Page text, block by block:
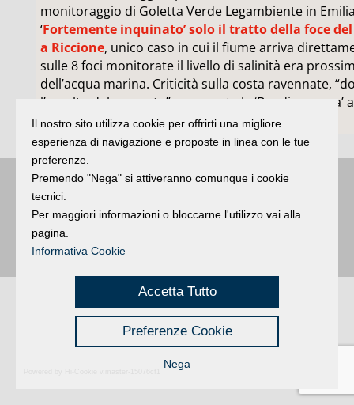
monitoraggio di Goletta Verde Legambiente in
‘Fortemente inquinato’ solo il tratto della foce
a Riccione, unico caso in cui il fiume arriva
sulle 8 foci monitorate il livello di salinità era
dell’acqua marina. Criticità sulla costa ravennate,
l’assalto del cemento”: assegnata la ‘Bandiera nera’
Cervia. (Ansa)
registrazione n. 2 /28/02/2012
Privacy | Credits
Il nostro sito utilizza cookie per offrirti una migliore
esperienza di navigazione e proposte in linea con le tue
preferenze.
Premendo "Nega" si attiveranno comunque i cookie
tecnici.
Per maggiori informazioni o bloccarne l'utilizzo vai alla
pagina.
Informativa Cookie
Accetta Tutto
Preferenze Cookie
Nega